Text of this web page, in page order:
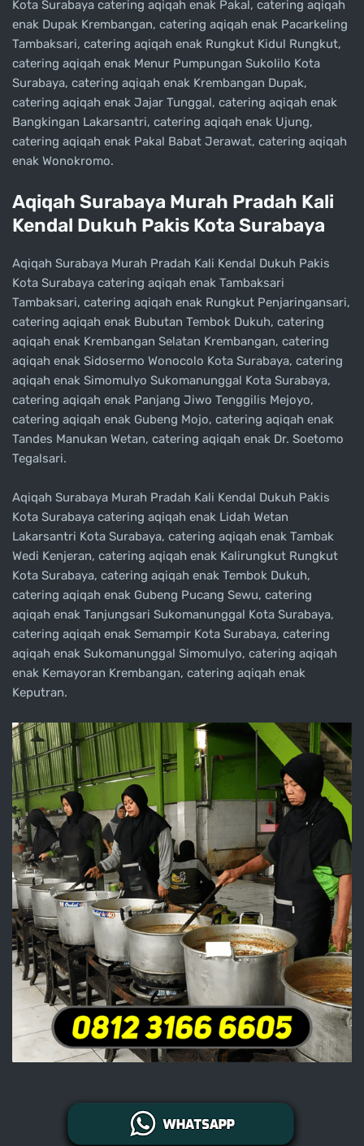
Kota Surabaya catering aqiqah enak Pakal, catering aqiqah
enak Dupak Krembangan, catering aqiqah enak Pacarkeling
Tambaksari, catering aqiqah enak Rungkut Kidul Rungkut,
catering aqiqah enak Menur Pumpungan Sukolilo Kota
Surabaya, catering aqiqah enak Krembangan Dupak,
catering aqiqah enak Jajar Tunggal, catering aqiqah enak
Bangkingan Lakarsantri, catering aqiqah enak Ujung,
catering aqiqah enak Pakal Babat Jerawat, catering aqiqah
enak Wonokromo.
Aqiqah Surabaya Murah Pradah Kali
Kendal Dukuh Pakis Kota Surabaya
Aqiqah Surabaya Murah Pradah Kali Kendal Dukuh Pakis
Kota Surabaya catering aqiqah enak Tambaksari
Tambaksari, catering aqiqah enak Rungkut Penjaringansari,
catering aqiqah enak Bubutan Tembok Dukuh, catering
aqiqah enak Krembangan Selatan Krembangan, catering
aqiqah enak Sidosermo Wonocolo Kota Surabaya, catering
aqiqah enak Simomulyo Sukomanunggal Kota Surabaya,
catering aqiqah enak Panjang Jiwo Tenggilis Mejoyo,
catering aqiqah enak Gubeng Mojo, catering aqiqah enak
Tandes Manukan Wetan, catering aqiqah enak Dr. Soetomo
Tegalsari.
Aqiqah Surabaya Murah Pradah Kali Kendal Dukuh Pakis
Kota Surabaya catering aqiqah enak Lidah Wetan
Lakarsantri Kota Surabaya, catering aqiqah enak Tambak
Wedi Kenjeran, catering aqiqah enak Kalirungkut Rungkut
Kota Surabaya, catering aqiqah enak Tembok Dukuh,
catering aqiqah enak Gubeng Pucang Sewu, catering
aqiqah enak Tanjungsari Sukomanunggal Kota Surabaya,
catering aqiqah enak Semampir Kota Surabaya, catering
aqiqah enak Sukomanunggal Simomulyo, catering aqiqah
enak Kemayoran Krembangan, catering aqiqah enak
Keputran.